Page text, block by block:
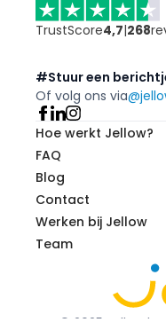
TrustScore4,7|268
#Stuur een
Of volg ons via
Hoe werkt Jellow?
FAQ
Blog
Contact
Werken bij Jellow
Team